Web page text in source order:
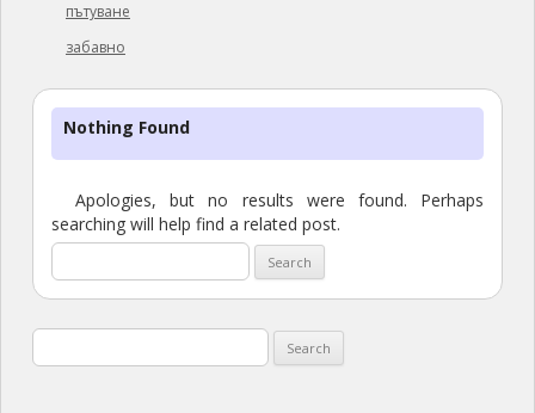
пътуване
забавно
Nothing Found
Apologies, but no results were found. Perhaps
searching will help find a related post.
for:
for: